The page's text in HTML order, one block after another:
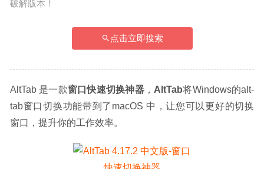
破解版本！
点击立即搜索
AltTab 是一款窗口快速切换神器， AltTab将Windows的alt-
tab窗口切换功能带到了macOS 中，让您可以更好的切换
窗口，提升你的工作效率。